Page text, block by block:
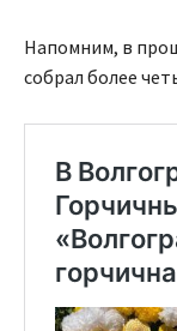
Напомним, в
собрал более